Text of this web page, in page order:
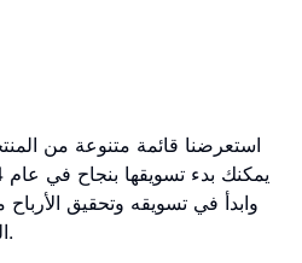
استعرضنا قائمة متنوعة من
وابدأ في تسويقه وتحقيق
التسويق الفاعلة عبر الإنترنت.